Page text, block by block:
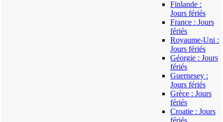
Finlande :
Jours fériés
France : Jours
fériés
Royaume-Uni :
Jours fériés
Géorgie : Jours
fériés
Guernesey :
Jours fériés
Grèce : Jours
fériés
Croatie : Jours
fériés